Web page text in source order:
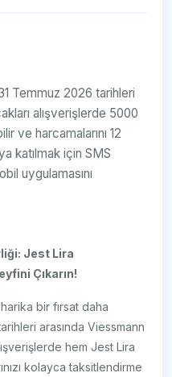
Temmuz 2026 tarihleri
alışverişlerde 5000
ve harcamalarını 12
katılmak için SMS
uygulamasını
Jest Lira
Çıkarın!
bir fırsat daha
arasında Viessmann
hem Jest Lira
kolayca taksitlendirme